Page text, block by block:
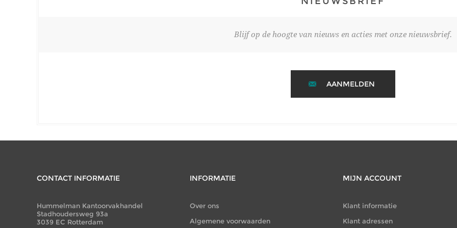
Blijf op de hoogte van nieuws en acties met onze nieuwsbrief.
AANMELDEN
CONTACT INFORMATIE
Hummelman Kantoorvakhandel
Stadhoudersweg 93a
3039 EC Rotterdam
INFORMATIE
Over ons
Algemene voorwaarden
MIJN ACCOUNT
Klant informatie
Klant adressen